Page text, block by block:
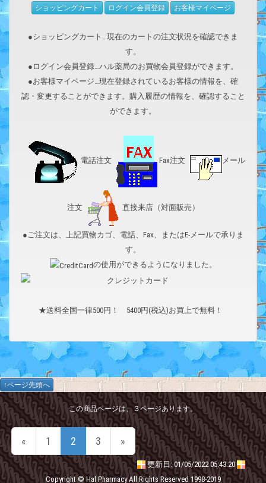
ショッピングカート ログイン会員登録 お客様マイページ
●ショッピングカート…現在のカートの注文状況を確認できま
す。
●ログイン会員登録…ハル薬局のお買物会員登録ができます。
●お客様マイページ…現在登録されているお客様の情報を、確
認・変更することができます。購入履歴の情報を、確認すること
ができます。
電話注文 Fax注文 メール
注文 直接来店（対面販売）
●ご注文は、上記買物カゴ、電話、Fax、またはE-メールで承りま
す。
の使用ができるようになりました。
★送料全国一律500円！ 5400円(税込)お買上で無料！
↑ページ先頭へ
この商品ページは、３ページあります。
« 1 2 3 »
更新日: 01/05/2022 05:43:20
Copyright © Hal Pharmacy All Rights Reserved 1998-2019